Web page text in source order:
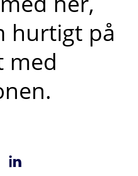
hurtigt på
med